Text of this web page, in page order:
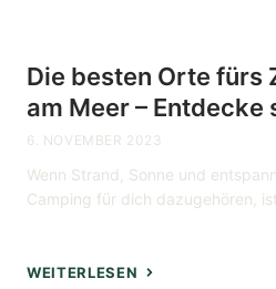
Die besten Orte fürs
am Meer – Entdecke
6. NOVEMBER 2023
Wenn Strand, Sonne und
Camping für dich dazugehören,
WEITERLESEN